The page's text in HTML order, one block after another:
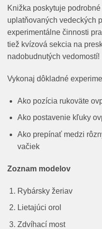
Knižka poskytuje
uplatňovaných vedeckých
experimentálne činnosti
tiež kvízová sekcia na
nadobudnutých vedomostí!
Vykonaj dôkladné
Ako pozícia rukoväte
Ako postavenie kľuky
Ako prepínať medzi
vačiek
Zoznam modelov
Rybársky žeriav
Lietajúci orol
Zdvíhací most